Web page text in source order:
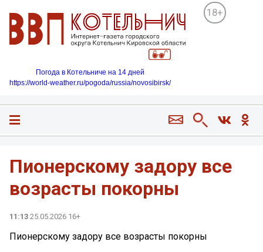
18+
Погода в Котельниче на 14 дней
https://world-weather.ru/pogoda/russia/novosibirsk/
Пионерскому задору все
возрасты покорны
11:13 25.05.2026 16+
Пионерскому задору все возрасты покорны